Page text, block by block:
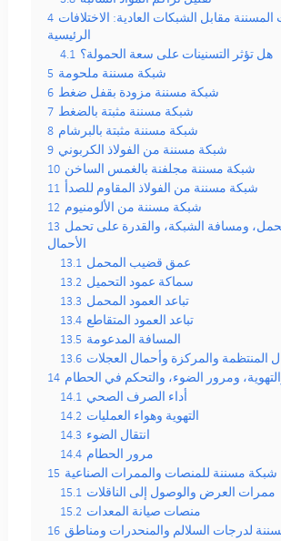
4 المسننة مقابل الشبكات العادية: الاختلافات
الرئيسية
4.1 هل تؤثر التسنينات على سعة الحمولة؟
5 شبكة مسننة ملحومة
6 شبكة مسننة مزودة بقفل ضغط
7 شبكة مسننة مثبتة بالضغط
8 شبكة مسننة مثبتة بالبرشام
9 شبكة مسننة من الفولاذ الكربوني
10 شبكة مسننة مجلفنة بالغمس الساخن
11 شبكة مسننة من الفولاذ المقاوم للصدأ
12 شبكة مسننة من الألومنيوم
13 ومسافة الشبكة، والقدرة على تحمل
الأحمال
13.1 عمق قضيب المحمل
13.2 سماكة عمود التحميل
13.3 تباعد العمود المحمل
13.4 تباعد العمود المتقاطع
13.5 المسافة المدعومة
13.6 المنتظمة والمركزة وأحمال العجلات
14 ومرور الضوء، والتحكم في الحطام
14.1 أداء الصرف الصحي
14.2 التهوية وهواء العمليات
14.3 انتقال الضوء
14.4 مرور الحطام
15 شبكة مسننة للمنصات والممرات الصناعية
15.1 ممرات العرض والوصول إلى الناقلات
15.2 منصات صيانة المعدات
16 لدرجات السلالم والمنحدرات ومناطق